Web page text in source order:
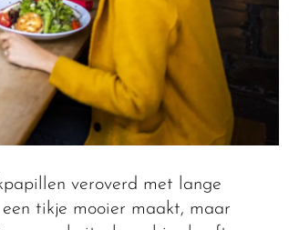
veroverd met lange
een tikje mooier maakt, maar